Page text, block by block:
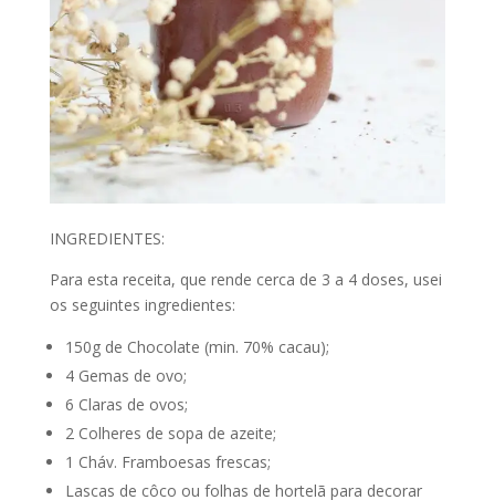
INGREDIENTES:
Para esta receita, que rende cerca de 3 a 4 doses, usei
os seguintes ingredientes:
150g de Chocolate (min. 70% cacau);
4 Gemas de ovo;
6 Claras de ovos;
2 Colheres de sopa de azeite;
1 Cháv. Framboesas frescas;
Lascas de côco ou folhas de hortelã para decorar